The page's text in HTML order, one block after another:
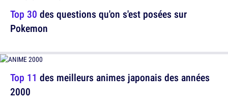
Top 30 des questions qu'on s'est posées sur
Pokemon
Top 11 des meilleurs animes japonais des années
2000